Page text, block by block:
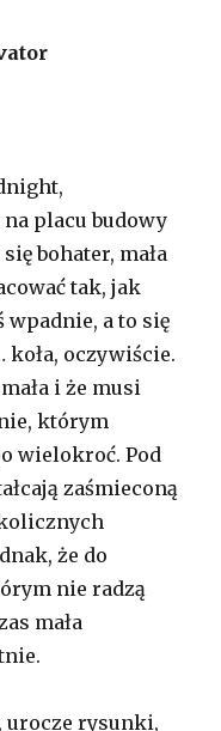
placu budowy
bohater, mała
tak, jak
wpadnie, a to się
oczywiście.
i że musi
którym
wielokroć. Pod
zaśmieconą
że do
nie radzą
mała
urocze rysunki,